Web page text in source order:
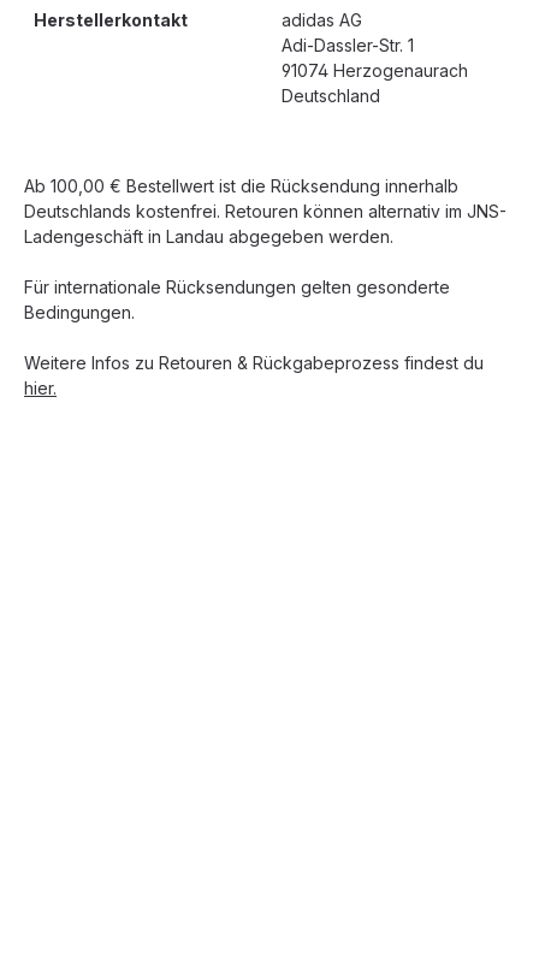
Herstellerkontakt
adidas AG
Adi-Dassler-Str. 1
91074 Herzogenaurach
Deutschland
Ab 100,00 € Bestellwert ist die Rücksendung innerhalb
Deutschlands kostenfrei. Retouren können alternativ im JNS-
Ladengeschäft in Landau abgegeben werden.
Für internationale Rücksendungen gelten gesonderte
Bedingungen.
Weitere Infos zu Retouren & Rückgabeprozess findest du
hier.